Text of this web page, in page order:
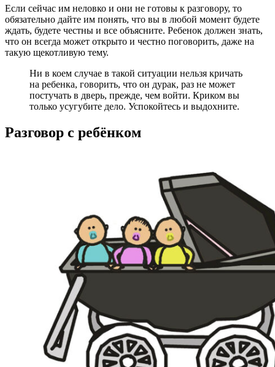
Если сейчас им неловко и они не готовы к разговору, то
обязательно дайте им понять, что вы в любой момент будете
ждать, будете честны и все объясните. Ребенок должен знать,
что он всегда может открыто и честно поговорить, даже на
такую щекотливую тему.
Ни в коем случае в такой ситуации нельзя кричать
на ребенка, говорить, что он дурак, раз не может
постучать в дверь, прежде, чем войти. Криком вы
только усугубите дело. Успокойтесь и выдохните.
Разговор с ребёнком